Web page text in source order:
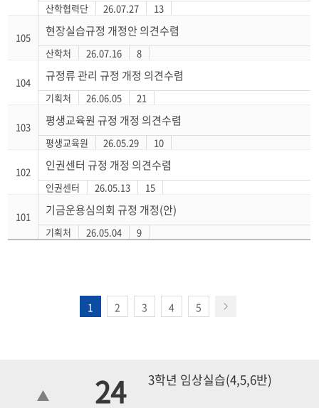
산학협력단 26.07.27 13
105 현장실습규정 개정안 의견수렴
산학처 26.07.16 8
104 규정류 관리 규정 개정 의견수렴
기획처 26.06.05 21
103 평생교육원 규정 개정 의견수렴
평생교육원 26.05.29 10
102 인권센터 규정 개정 의견수렴
인권센터 26.05.13 15
101 기금운용심의회 규정 개정(안)
기획처 26.05.04 9
1 2 3 4 5
24 3학년 임상실습(4,5,6반)